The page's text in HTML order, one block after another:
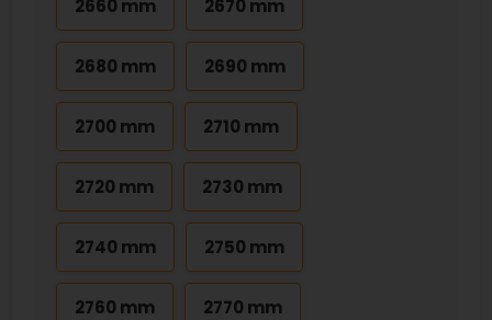
2660 mm 2670 mm
2680 mm 2690 mm
2700 mm 2710 mm
2720 mm 2730 mm
2740 mm 2750 mm
2760 mm 2770 mm